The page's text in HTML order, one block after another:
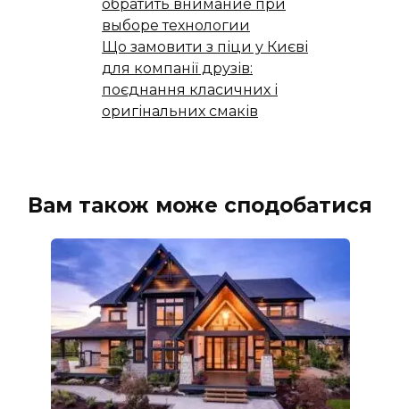
обратить внимание при
выборе технологии
Що замовити з піци у Києві
для компанії друзів:
поєднання класичних і
оригінальних смаків
Вам також може сподобатися